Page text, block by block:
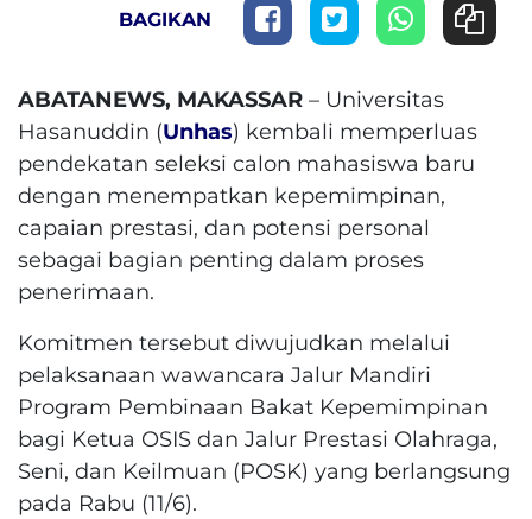
BAGIKAN
ABATANEWS, MAKASSAR – Universitas
Hasanuddin (Unhas) kembali memperluas
pendekatan seleksi calon mahasiswa baru
dengan menempatkan kepemimpinan,
capaian prestasi, dan potensi personal
sebagai bagian penting dalam proses
penerimaan.
Komitmen tersebut diwujudkan melalui
pelaksanaan wawancara Jalur Mandiri
Program Pembinaan Bakat Kepemimpinan
bagi Ketua OSIS dan Jalur Prestasi Olahraga,
Seni, dan Keilmuan (POSK) yang berlangsung
pada Rabu (11/6).